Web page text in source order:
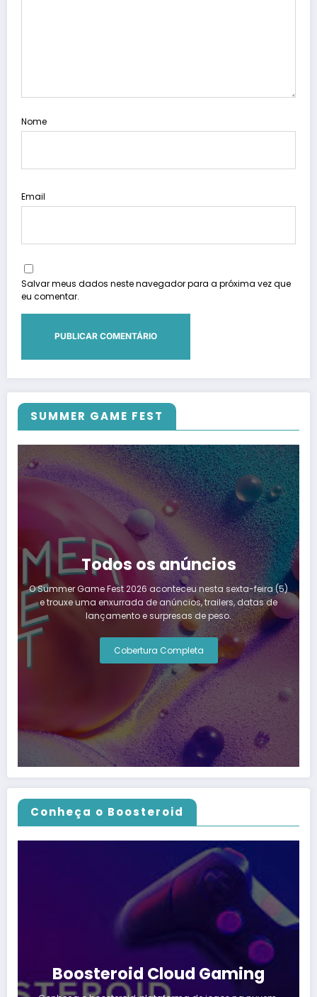
Nome
Email
Salvar meus dados neste navegador para a próxima vez que
eu comentar.
SUMMER GAME FEST
Todos os anúncios
O Summer Game Fest 2026 aconteceu nesta sexta-feira (5)
e trouxe uma enxurrada de anúncios, trailers, datas de
lançamento e surpresas de peso.
Cobertura Completa
Conheça o Boosteroid
Boosteroid Cloud Gaming